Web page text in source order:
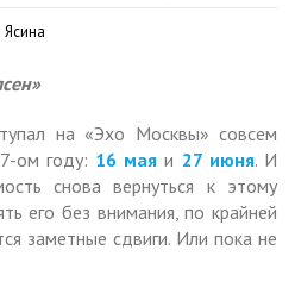
Ясина
на «Эхо Москвы» совсем
ом году: 16 мая и 27 июня. И
снова вернуться к этому
его без внимания, по крайней
заметные сдвиги. Или пока не